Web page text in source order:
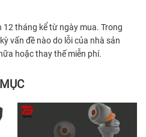
12 tháng kể từ ngày mua. Trong
vấn đề nào do lỗi của nhà sản
hoặc thay thế miễn phí.